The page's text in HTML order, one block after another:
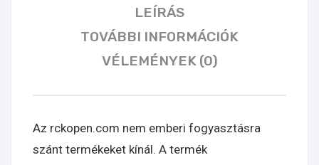
LEÍRÁS
TOVÁBBI INFORMÁCIÓK
VÉLEMÉNYEK (0)
Az rckopen.com nem emberi fogyasztásra
szánt termékeket kínál. A termék